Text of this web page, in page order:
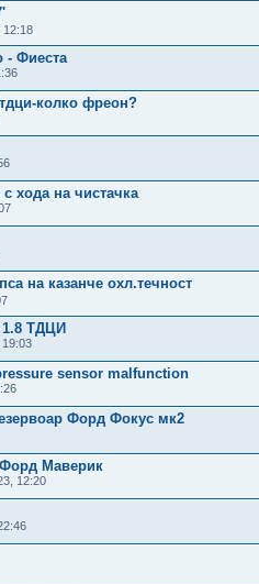
12:18
- Фиеста
колко фреон?
хода на чистачка
на казанче охл.течност
ТДЦИ
19:03
sensor malfunction
Форд Фокус мк2
Маверик
12:20